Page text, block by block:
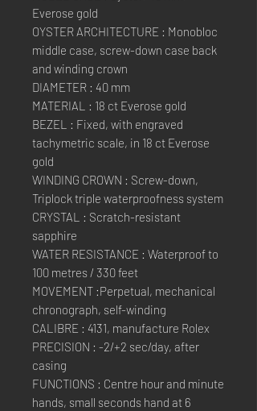
Everose gold
OYSTER ARCHITECTURE : Monobloc
middle case, screw-down case back
and winding crown
DIAMETER : 40 mm
MATERIAL : 18 ct Everose gold
BEZEL : Fixed, with engraved
tachymetric scale, in 18 ct Everose
gold
WINDING CROWN : Screw-down,
Triplock triple waterproofness system
CRYSTAL : Scratch-resistant
sapphire
WATER RESISTANCE : Waterproof to
100 metres / 330 feet
MOVEMENT :Perpetual, mechanical
chronograph, self-winding
CALIBRE : 4131, manufacture Rolex
PRECISION : -2/+2 sec/day, after
casing
FUNCTIONS : Centre hour and minute
hands, small seconds hand at 6